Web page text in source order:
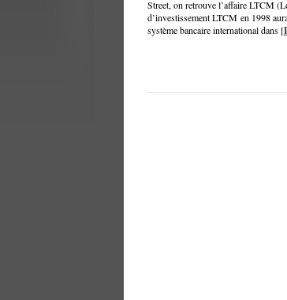
Street, on retrouve l’affaire LTCM
d’investissement LTCM en 1998
système bancaire international dans [